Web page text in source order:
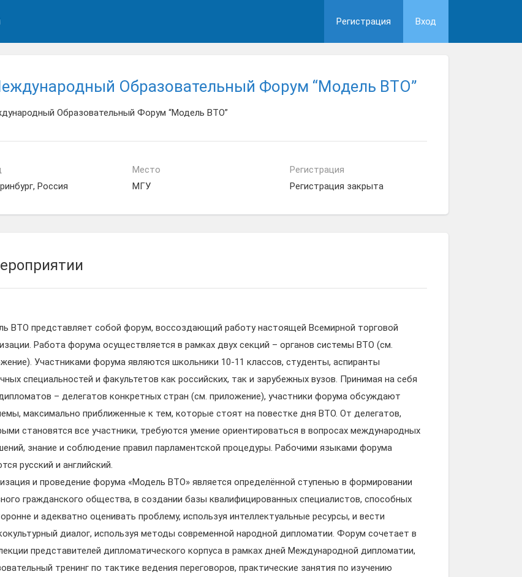
Регистрация Вход
Образовательный Форум “Модель ВТО”
Образовательный Форум “Модель ВТО”
Россия
Место
МГУ
Регистрация
Регистрация закрыта
ВТО представляет собой форум, воссоздающий работу настоящей Всемирной торговой
Работа форума осуществляется в рамках двух секций – органов системы ВТО (см.
Участниками форума являются школьники 10-11 классов, студенты, аспиранты
специальностей и факультетов как российских, так и зарубежных вузов. Принимая на себя
– делегатов конкретных стран (см. приложение), участники форума обсуждают
максимально приближенные к тем, которые стоят на повестке дня ВТО. От делегатов,
становятся все участники, требуются умение ориентироваться в вопросах международных
знание и соблюдение правил парламентской процедуры. Рабочими языками форума
русский и английский.
и проведение форума «Модель ВТО» является определённой ступенью в формировании
гражданского общества, в создании базы квалифицированных специалистов, способных
и адекватно оценивать проблему, используя интеллектуальные ресурсы, и вести
диалог, используя методы современной народной дипломатии. Форум сочетает в
представителей дипломатического корпуса в рамках дней Международной дипломатии,
тренинг по тактике ведения переговоров, практические занятия по изучению